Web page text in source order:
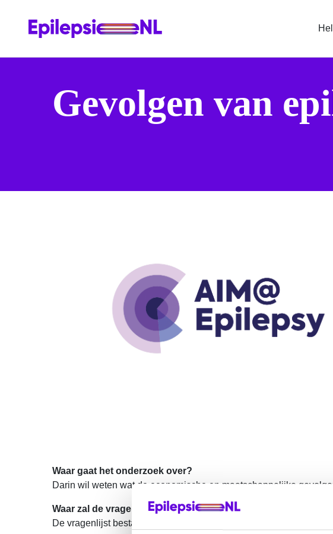
Gevolgen van
Waar gaat het onderzoek over?
Darin wil weten wat de economische en maatschappelijke
Waar zal de vragenlijst over gaan?
De vragenlijst bestaat uit algemene vragen en vragen over